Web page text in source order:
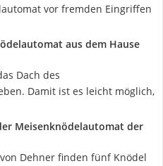
vor fremden Eingriffen
aus dem Hause
Dach des
Damit ist es leicht möglich,
Meisenknödelautomat der
Dehner finden fünf Knödel